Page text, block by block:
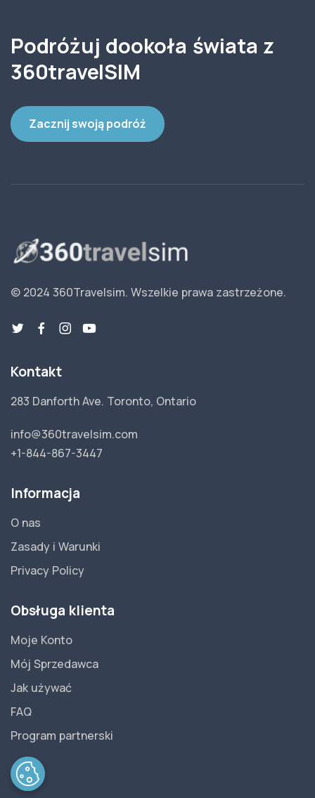
Podróżuj dookoła świata z
360travelSIM
Zacznij swoją podróż
© 2024 360Travelsim. Wszelkie prawa zastrzeżone.
Kontakt
283 Danforth Ave. Toronto, Ontario
info@360travelsim.com
+1-844-867-3447
Informacja
O nas
Zasady i Warunki
Privacy Policy
Obsługa klienta
Moje Konto
Mój Sprzedawca
Jak używać
FAQ
Program partnerski